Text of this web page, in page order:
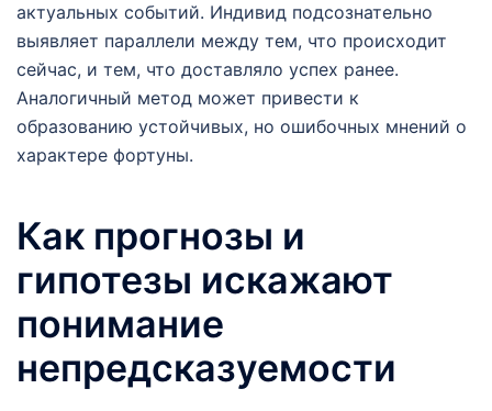
актуальных событий. Индивид подсознательно
выявляет параллели между тем, что происходит
сейчас, и тем, что доставляло успех ранее.
Аналогичный метод может привести к
образованию устойчивых, но ошибочных мнений о
характере фортуны.
Как прогнозы и
гипотезы искажают
понимание
непредсказуемости